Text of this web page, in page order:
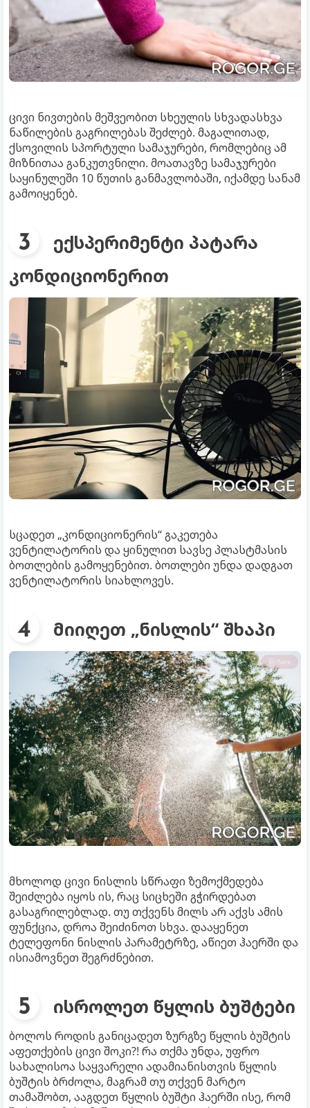
ცივი ნივთების მეშვეობით სხეულის სხვადასხვა
ნაწილების გაგრილებას შეძლებ. მაგალითად,
ქსოვილის სპორტული სამაჯურები, რომლებიც ამ
მიზნითაა განკუთვნილი. მოათავზე სამაჯურები
საყინულეში 10 წუთის განმავლობაში, იქამდე სანამ
გამოიყენებ.
ექსპერიმენტი პატარა
კონდიციონერით
სცადეთ „კონდიციონერის“ გაკეთება
ვენტილატორის და ყინულით სავსე პლასტმასის
ბოთლების გამოყენებით. ბოთლები უნდა დადგათ
ვენტილატორის სიახლოვეს.
მიიღეთ „ნისლის“ შხაპი
მხოლოდ ცივი ნისლის სწრაფი ზემოქმედება
შეიძლება იყოს ის, რაც სიცხეში გჭირდებათ
გასაგრილებლად. თუ თქვენს მილს არ აქვს ამის
ფუნქცია, დროა შეიძინოთ სხვა. დააყენეთ
ტელეფონი ნისლის პარამეტრზე, აწიეთ ჰაერში და
ისიამოვნეთ შეგრძნებით.
ისროლეთ წყლის ბუშტები
ბოლოს როდის განიცადეთ ზურგზე წყლის ბუშტის
აფეთქების ცივი შოკი?! რა თქმა უნდა, უფრო
სახალისოა საყვარელი ადამიანისთვის წყლის
ბუშტის ბრძოლა, მაგრამ თუ თქვენ მარტო
თამაშობთ, ააგდეთ წყლის ბუშტი ჰაერში ისე, რომ